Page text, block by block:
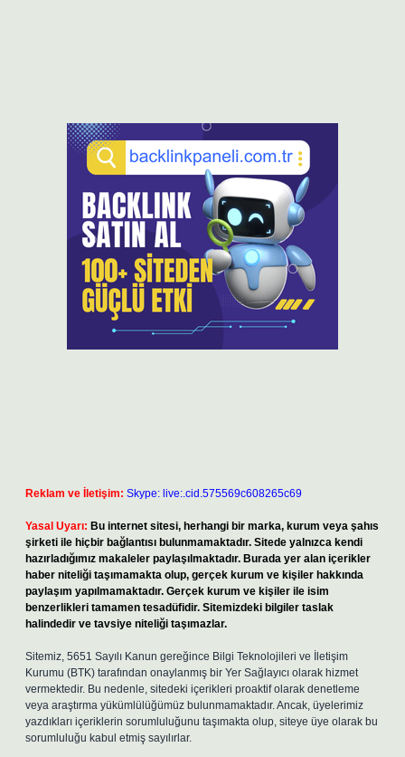
Reklam ve İletişim: Skype: live:.cid.575569c608265c69
Yasal Uyarı: Bu internet sitesi, herhangi bir marka, kurum veya şahıs
şirketi ile hiçbir bağlantısı bulunmamaktadır. Sitede yalnızca kendi
hazırladığımız makaleler paylaşılmaktadır. Burada yer alan içerikler
haber niteliği taşımamakta olup, gerçek kurum ve kişiler hakkında
paylaşım yapılmamaktadır. Gerçek kurum ve kişiler ile isim
benzerlikleri tamamen tesadüfidir. Sitemizdeki bilgiler taslak
halindedir ve tavsiye niteliği taşımazlar.
Sitemiz, 5651 Sayılı Kanun gereğince Bilgi Teknolojileri ve İletişim
Kurumu (BTK) tarafından onaylanmış bir Yer Sağlayıcı olarak hizmet
vermektedir. Bu nedenle, sitedeki içerikleri proaktif olarak denetleme
veya araştırma yükümlülüğümüz bulunmamaktadır. Ancak, üyelerimiz
yazdıkları içeriklerin sorumluluğunu taşımakta olup, siteye üye olarak bu
sorumluluğu kabul etmiş sayılırlar.